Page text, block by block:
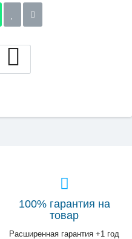
100% гарантия на
товар
Расширенная гарантия +1 год